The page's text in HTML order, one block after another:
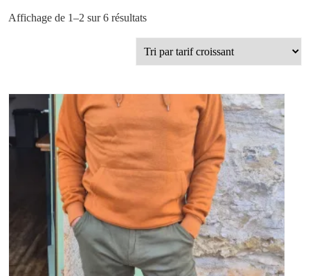
Affichage de 1–2 sur 6 résultatsTrié
prix
croissant